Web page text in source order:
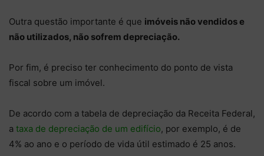
Outra questão importante é que imóveis não vendidos e
não utilizados, não sofrem depreciação.
Por fim, é preciso ter conhecimento do ponto de vista
fiscal sobre um imóvel.
De acordo com a tabela de depreciação da Receita Federal,
a taxa de depreciação de um edifício, por exemplo, é de
4% ao ano e o período de vida útil estimado é 25 anos.